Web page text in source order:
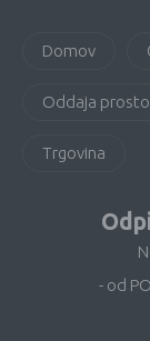
Domov
Oddaja
Trgovina
- od